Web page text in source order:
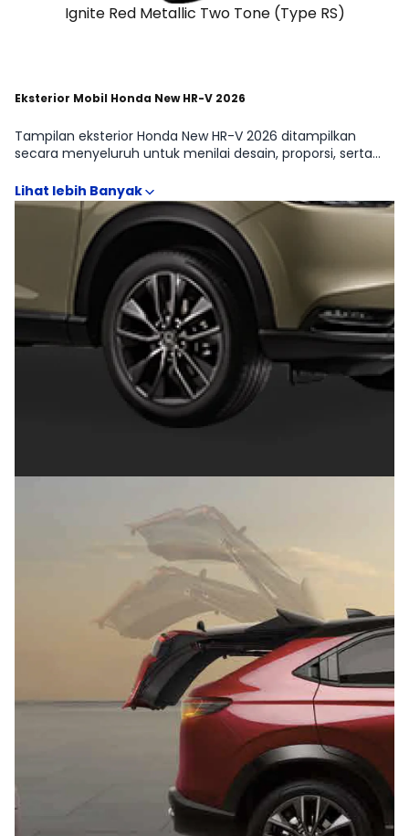
Ignite Red Metallic Two Tone (Type RS)
Eksterior Mobil Honda New HR-V 2026
Tampilan eksterior Honda New HR-V 2026 ditampilkan
secara menyeluruh untuk menilai desain, proporsi, serta
penggunaan. Detail seperti desain grille, lampu utama, DRL,
roof rail, hingga ukuran velg dan ground clearance dapat
memberikan gambaran karakter Honda New HR-V di
segmen CROSSOVER apakah lebih cocok untuk harian di
kota, keluarga, atau kebutuhan perjalanan jarak jauh.
Informasi visual ini juga membantu melihat pembeda
antar Honda New HR-V 1.5L e:HEV Modulo, Honda New HR-V
1.5L RS e:HEV, Honda New HR-V 1.5L E+ CVT, Honda New HR-V
1.5L e:HEV, Honda New HR-V 1.5L E CVT secara lebih jelas.